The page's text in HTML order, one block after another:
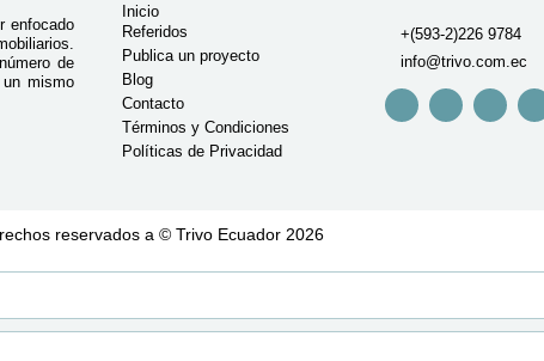
enfocado
de
mismo
Inicio
Referidos
Publica un proyecto
Blog
Contacto
Términos y Condiciones
Políticas de Privacidad
+(593-2)226 9784
info@trivo.com.ec
reservados a © Trivo Ecuador 2026